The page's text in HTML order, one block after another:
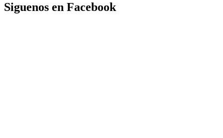
Siguenos en Facebook